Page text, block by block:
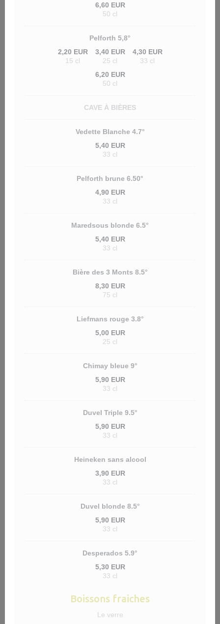
6,60 EUR
50 cl
Pelforth 5,8°
2,20 EUR
15 cl
3,40 EUR
25 cl
4,30 EUR
33 cl
6,20 EUR
50 cl
CAVE À BIÈRES
Vedette Blanche 4.7°
5,40 EUR
33 cl
Pelforth brune 6.50°
4,90 EUR
33 cl
Maredsous blonde 6.5°
5,40 EUR
33 cl
Bière des 3 Monts 8.5°
8,30 EUR
75 cl
Liefmans rouge 3.8°
5,00 EUR
25 cl
Chimay bleue 9°
5,90 EUR
33 cl
Duvel Triple 9.5°
5,90 EUR
33 cl
Heineken sans alcool
3,90 EUR
33 cl
Duvel blonde 8.5°
5,90 EUR
33 cl
Desperados 5.9°
5,30 EUR
33 cl
Boissons fraiches
Le verre